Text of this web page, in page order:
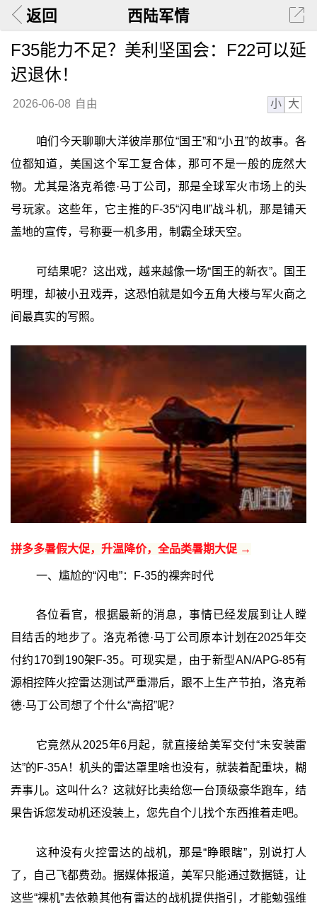
返回 西陆军情
F35能力不足？美利坚国会：F22可以延
迟退休！
2026-06-08 自由 小 大
咱们今天聊聊大洋彼岸那位“国王”和“小丑”的故事。各
位都知道，美国这个军工复合体，那可不是一般的庞然大
物。尤其是洛克希德·马丁公司，那是全球军火市场上的头
号玩家。这些年，它主推的F-35“闪电II”战斗机，那是铺天
盖地的宣传，号称要一机多用，制霸全球天空。
可结果呢？这出戏，越来越像一场“国王的新衣”。国王
明理，却被小丑戏弄，这恐怕就是如今五角大楼与军火商之
间最真实的写照。
拼多多暑假大促，升温降价，全品类暑期大促 →
一、尴尬的“闪电”：F-35的裸奔时代
各位看官，根据最新的消息，事情已经发展到让人瞠
目结舌的地步了。洛克希德·马丁公司原本计划在2025年交
付约170到190架F-35。可现实是，由于新型AN/APG-85有
源相控阵火控雷达测试严重滞后，跟不上生产节拍，洛克希
德·马丁公司想了个什么“高招”呢？
它竟然从2025年6月起，就直接给美军交付“未安装雷
达”的F-35A！机头的雷达罩里啥也没有，就装着配重块，糊
弄事儿。这叫什么？这就好比卖给您一台顶级豪华跑车，结
果告诉您发动机还没装上，您先自个儿找个东西推着走吧。
这种没有火控雷达的战机，那是“睁眼瞎”，别说打人
了，自己飞都费劲。据媒体报道，美军只能通过数据链，让
这些“裸机”去依赖其他有雷达的战机提供指引，才能勉强维